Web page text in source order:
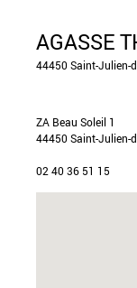
AGASSE
44450 Saint-Julien-
ZA Beau Soleil 1
44450 Saint-Julien-
02 40 36 51 15